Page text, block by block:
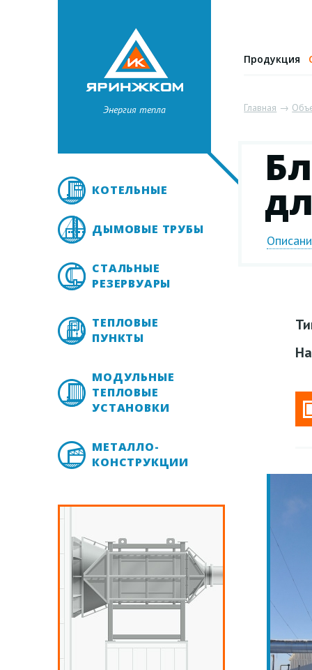
Энергия тепла
Продукция
КОТЕЛЬНЫЕ
ДЫМОВЫЕ ТРУБЫ
СТАЛЬНЫЕ
РЕЗЕРВУАРЫ
ТЕПЛОВЫЕ
ПУНКТЫ
МОДУЛЬНЫЕ
ТЕПЛОВЫЕ
УСТАНОВКИ
МЕТАЛЛО-
КОНСТРУКЦИИ
Главная →